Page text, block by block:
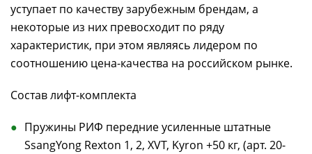
уступает по качеству зарубежным брендам, а
некоторые из них превосходит по ряду
характеристик, при этом являясь лидером по
соотношению цена-качества на российском рынке.
Состав лифт-комплекта
Пружины РИФ передние усиленные штатные
SsangYong Rexton 1, 2, XVT, Kyron +50 кг, (арт. 20-